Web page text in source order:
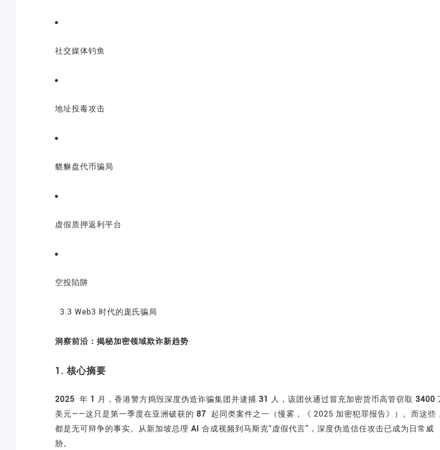
社交媒体钓鱼
地址投毒攻击
貔貅盘代币骗局
虚假质押返利平台
空投陷阱
3.3 Web3 时代的庞氏骗局
洞察前沿：揭秘加密领域欺诈新趋势
1. 核心摘要
2025 年 1 月，香港警方捣毁深度伪造诈骗集团并逮捕 31 人，该团伙通过冒充加密货币高管窃取 3400
美元——这只是第一季度在亚洲破获的 87 起同类案件之一（慢雾，《 2025 加密犯罪报告》）。而这些
都是无可辩争的事实。从新加坡总理 AI 合成视频到马斯克“虚假代言”，深度伪造信任攻击已成为日常威
胁。